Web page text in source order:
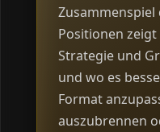
Zusammenspiel
Positionen
Strategie und
und wo es
Format
auszubrennen